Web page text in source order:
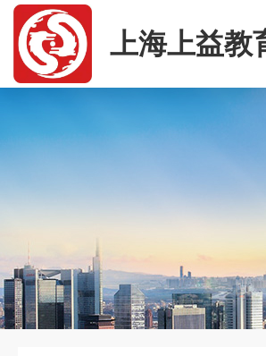
上海上益教
司